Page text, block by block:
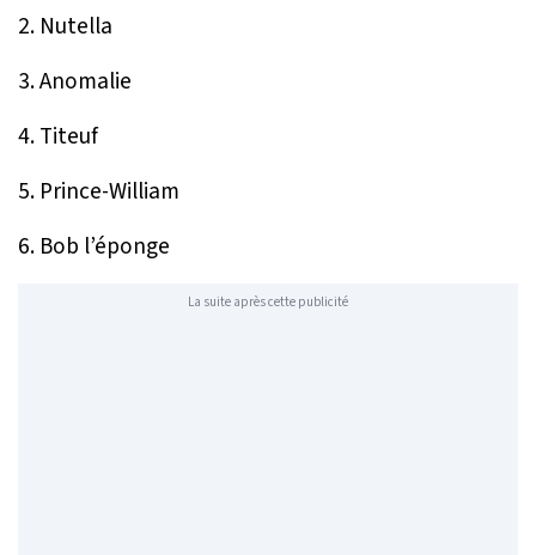
2. Nutella
3. Anomalie
4. Titeuf
5. Prince-William
6. Bob l’éponge
La suite après cette publicité